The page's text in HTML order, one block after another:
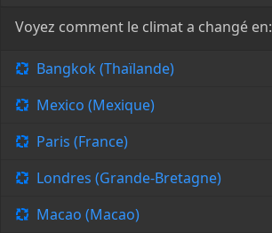
Voyez comment le climat a changé en:
Bangkok (Thaïlande)
Mexico (Mexique)
Paris (France)
Londres (Grande-Bretagne)
Macao (Macao)